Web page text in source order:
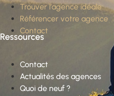
Trouver l’agence idéale
Référencer votre agence
Contact
Ressources
Contact
Actualités des agences
Quoi de neuf ?